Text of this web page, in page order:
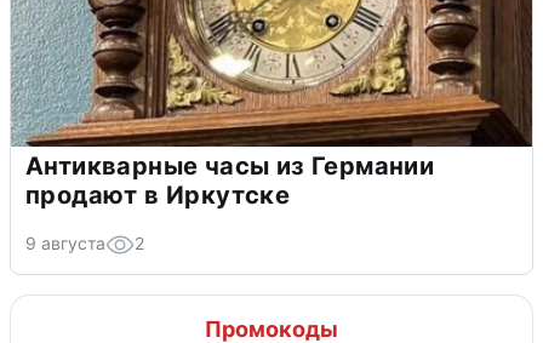
Антикварные часы из Германии
продают в Иркутске
9 августа 2
Промокоды